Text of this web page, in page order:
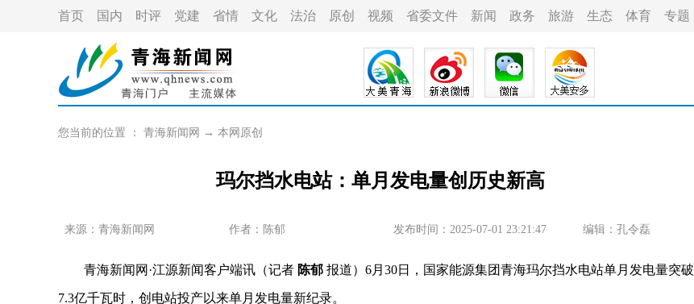
首页 国内 时评 党建 省情 文化 法治 原创 视频 省委文件 新闻 政务 旅游 生态 体育 专题
您当前的位置 ： 青海新闻网 → 本网原创
玛尔挡水电站：单月发电量创历史新高
来源： 青海新闻网 作者： 陈郁 发布时间：2025-07-01 23:21:47 编辑：孔令磊
青海新闻网·江源新闻客户端讯（记者 陈郁 报道）6月30日，国家能源集团青海玛尔挡水电站单月发电量突破
7.3亿千瓦时，创电站投产以来单月发电量新纪录。